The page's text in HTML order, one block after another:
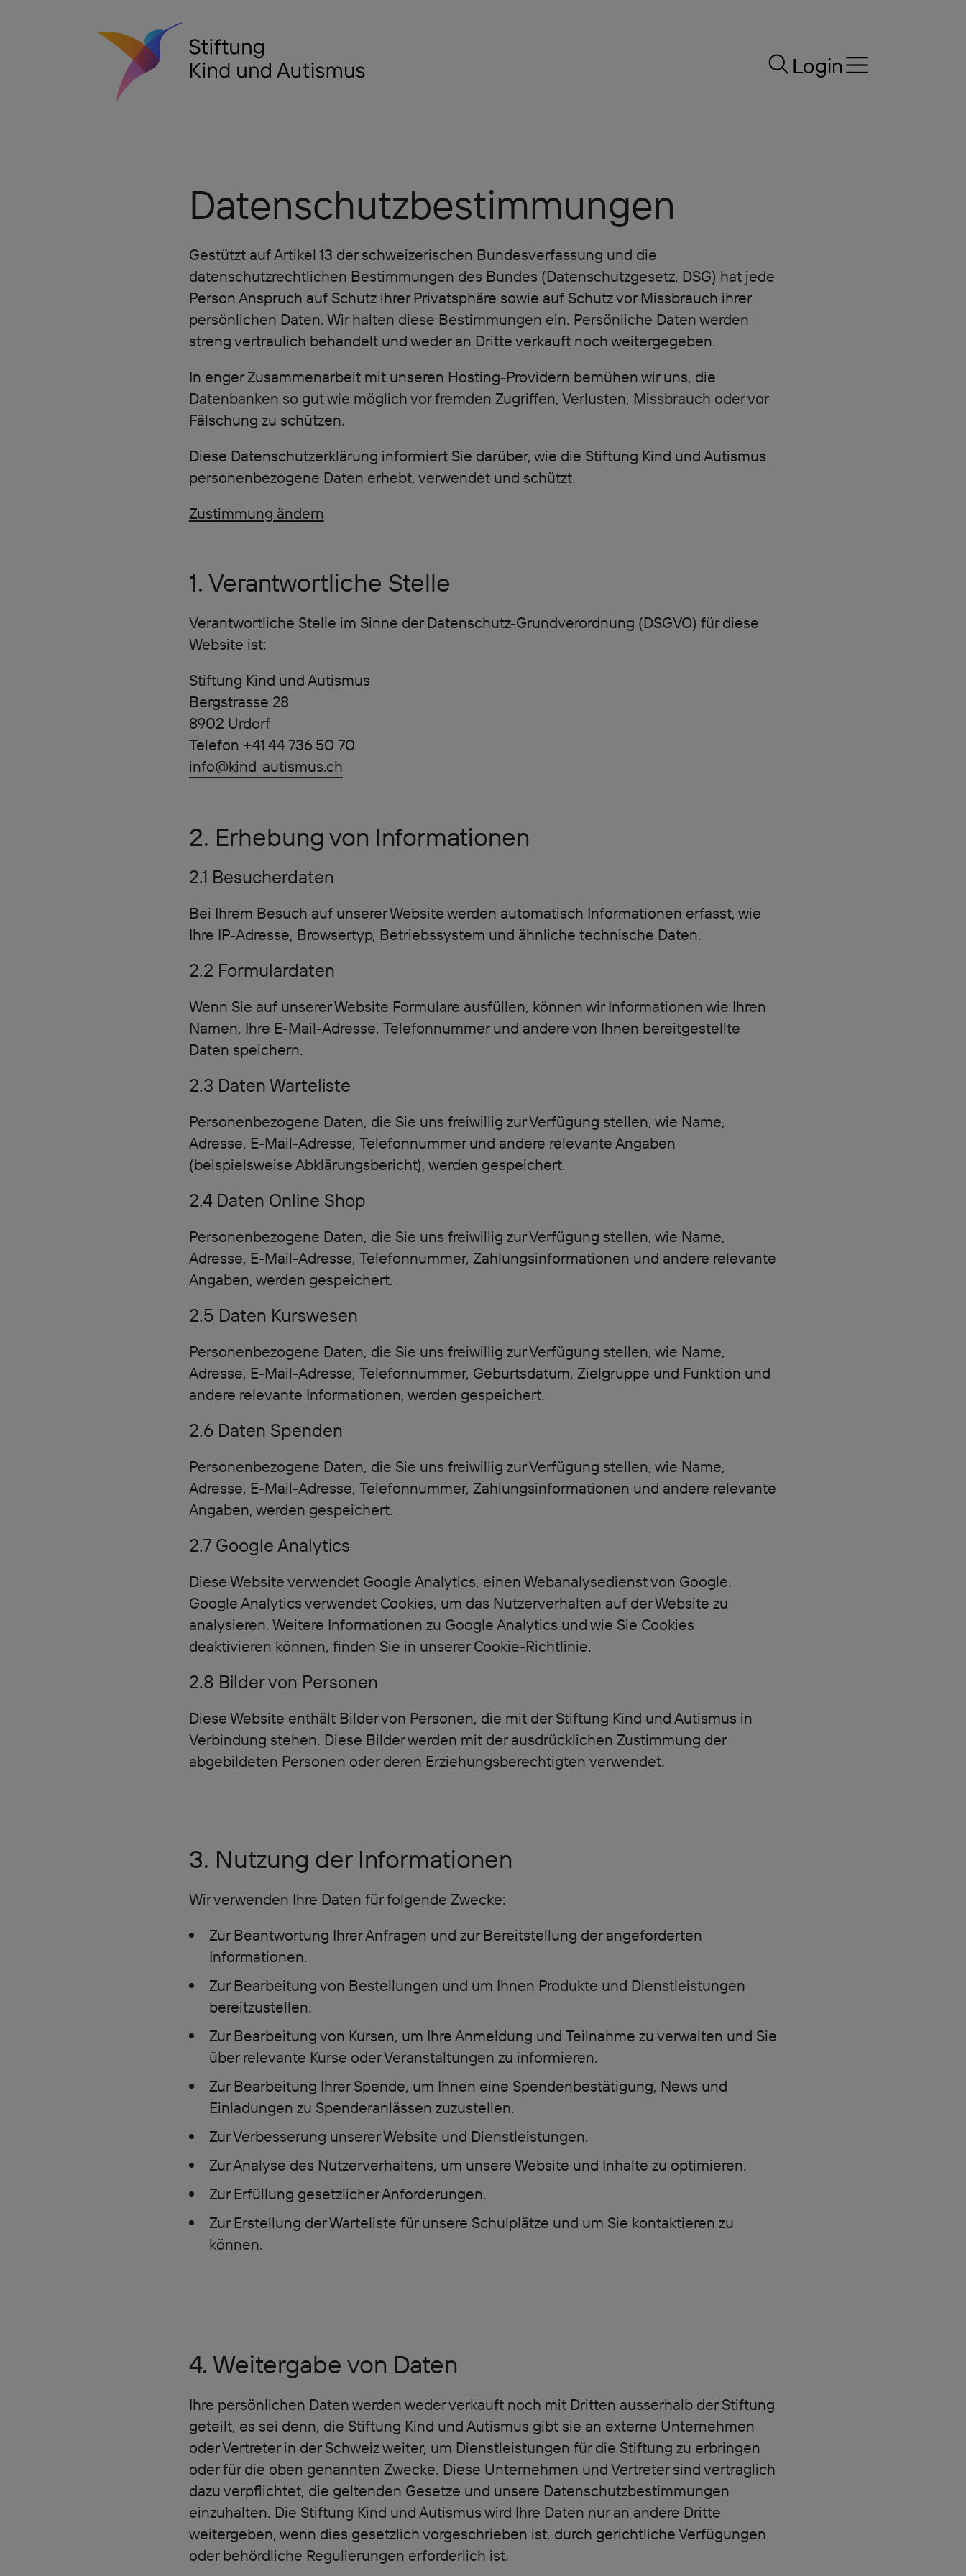
Login
Datenschutzbestimmungen
Gestützt auf Artikel 13 der schweizerischen Bundesverfassung und die
datenschutzrechtlichen Bestimmungen des Bundes (Datenschutzgesetz, DSG) hat jede
Person Anspruch auf Schutz ihrer Privatsphäre sowie auf Schutz vor Missbrauch ihrer
persönlichen Daten. Wir halten diese Bestimmungen ein. Persönliche Daten werden
streng vertraulich behandelt und weder an Dritte verkauft noch weitergegeben.
In enger Zusammenarbeit mit unseren Hosting-Providern bemühen wir uns, die
Datenbanken so gut wie möglich vor fremden Zugriffen, Verlusten, Missbrauch oder vor
Fälschung zu schützen.
Diese Datenschutzerklärung informiert Sie darüber, wie die Stiftung Kind und Autismus
personenbezogene Daten erhebt, verwendet und schützt.
Zustimmung ändern
1. Verantwortliche Stelle
Verantwortliche Stelle im Sinne der Datenschutz-Grundverordnung (DSGVO) für diese
Website ist:
Stiftung Kind und Autismus
Bergstrasse 28
8902 Urdorf
Telefon +41 44 736 50 70
info@kind-autismus.ch
2. Erhebung von Informationen
2.1 Besucherdaten
Bei Ihrem Besuch auf unserer Website werden automatisch Informationen erfasst, wie
Ihre IP-Adresse, Browsertyp, Betriebssystem und ähnliche technische Daten.
2.2 Formulardaten
Wenn Sie auf unserer Website Formulare ausfüllen, können wir Informationen wie Ihren
Namen, Ihre E-Mail-Adresse, Telefonnummer und andere von Ihnen bereitgestellte
Daten speichern.
2.3 Daten Warteliste
Personenbezogene Daten, die Sie uns freiwillig zur Verfügung stellen, wie Name,
Adresse, E-Mail-Adresse, Telefonnummer und andere relevante Angaben
(beispielsweise Abklärungsbericht), werden gespeichert.
2.4 Daten Online Shop
Personenbezogene Daten, die Sie uns freiwillig zur Verfügung stellen, wie Name,
Adresse, E-Mail-Adresse, Telefonnummer, Zahlungsinformationen und andere relevante
Angaben, werden gespeichert.
2.5 Daten Kurswesen
Personenbezogene Daten, die Sie uns freiwillig zur Verfügung stellen, wie Name,
Adresse, E-Mail-Adresse, Telefonnummer, Geburtsdatum, Zielgruppe und Funktion und
andere relevante Informationen, werden gespeichert.
2.6 Daten Spenden
Personenbezogene Daten, die Sie uns freiwillig zur Verfügung stellen, wie Name,
Adresse, E-Mail-Adresse, Telefonnummer, Zahlungsinformationen und andere relevante
Angaben, werden gespeichert.
2.7 Google Analytics
Diese Website verwendet Google Analytics, einen Webanalysedienst von Google.
Google Analytics verwendet Cookies, um das Nutzerverhalten auf der Website zu
analysieren. Weitere Informationen zu Google Analytics und wie Sie Cookies
deaktivieren können, finden Sie in unserer Cookie-Richtlinie.
2.8 Bilder von Personen
Diese Website enthält Bilder von Personen, die mit der Stiftung Kind und Autismus in
Verbindung stehen. Diese Bilder werden mit der ausdrücklichen Zustimmung der
abgebildeten Personen oder deren Erziehungsberechtigten verwendet.
3. Nutzung der Informationen
Wir verwenden Ihre Daten für folgende Zwecke:
Zur Beantwortung Ihrer Anfragen und zur Bereitstellung der angeforderten
Informationen.
Zur Bearbeitung von Bestellungen und um Ihnen Produkte und Dienstleistungen
bereitzustellen.
Zur Bearbeitung von Kursen, um Ihre Anmeldung und Teilnahme zu verwalten und Sie
über relevante Kurse oder Veranstaltungen zu informieren.
Zur Bearbeitung Ihrer Spende, um Ihnen eine Spendenbestätigung, News und
Einladungen zu Spenderanlässen zuzustellen.
Zur Verbesserung unserer Website und Dienstleistungen.
Zur Analyse des Nutzerverhaltens, um unsere Website und Inhalte zu optimieren.
Zur Erfüllung gesetzlicher Anforderungen.
Zur Erstellung der Warteliste für unsere Schulplätze und um Sie kontaktieren zu
können.
4. Weitergabe von Daten
Ihre persönlichen Daten werden weder verkauft noch mit Dritten ausserhalb der Stiftung
geteilt, es sei denn, die Stiftung Kind und Autismus gibt sie an externe Unternehmen
oder Vertreter in der Schweiz weiter, um Dienstleistungen für die Stiftung zu erbringen
oder für die oben genannten Zwecke. Diese Unternehmen und Vertreter sind vertraglich
dazu verpflichtet, die geltenden Gesetze und unsere Datenschutzbestimmungen
einzuhalten. Die Stiftung Kind und Autismus wird Ihre Daten nur an andere Dritte
weitergeben, wenn dies gesetzlich vorgeschrieben ist, durch gerichtliche Verfügungen
oder behördliche Regulierungen erforderlich ist.